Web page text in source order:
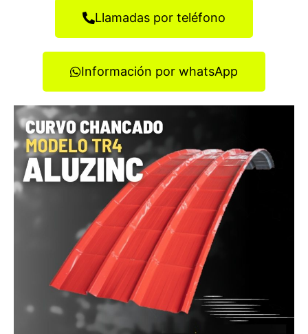
Llamadas por teléfono
Información por whatsApp